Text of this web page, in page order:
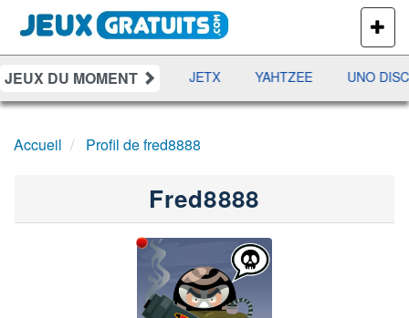
PLUS
DE
JEUX
JEUX DU MOMENT
DAMES RAMI JETX YAHTZEE UNO
Accueil Profil de fred8888
Fred8888